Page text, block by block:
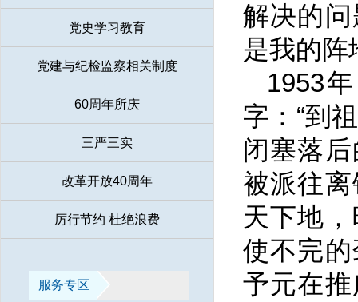
党史学习教育
党建与纪检监察相关制度
60周年所庆
三严三实
改革开放40周年
厉行节约 杜绝浪费
服务专区
解决的
是我的阵
1953
字：“到
闭塞落
被派往
天下地
使不完
予元在